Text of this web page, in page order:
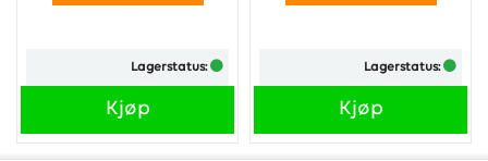
Lagerstatus:
Kjøp
Lagerstatus:
Kjøp